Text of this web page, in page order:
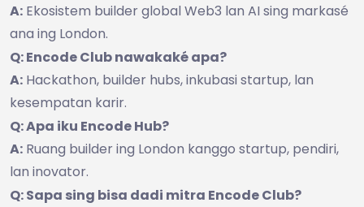
A: Ekosistem builder global Web3 lan AI sing markasé
ana ing London.
Q: Encode Club nawakaké apa?
A: Hackathon, builder hubs, inkubasi startup, lan
kesempatan karir.
Q: Apa iku Encode Hub?
A: Ruang builder ing London kanggo startup, pendiri,
lan inovator.
Q: Sapa sing bisa dadi mitra Encode Club?